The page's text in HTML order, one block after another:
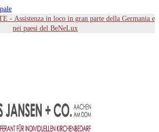
- Assistenza in loco in gran parte della Germania e
nei paesi del BeNeLux